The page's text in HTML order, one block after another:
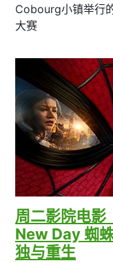
Cobourg小镇举行
大赛
周二影院电
New Day 蜘
独与重生